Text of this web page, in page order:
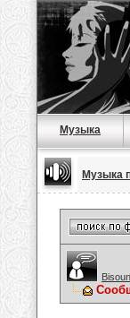
Музыка
Музыка